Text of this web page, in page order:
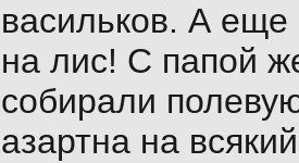
васильков. А еще
на лис! С папой
собирали
азартна на